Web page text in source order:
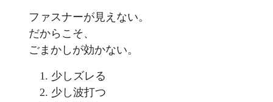
ファスナーが見えない。
だからこそ、
ごまかしが効かない。
少しズレる
少し波打つ